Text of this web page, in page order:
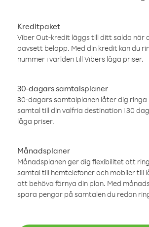
Kreditpaket
Viber Out-kredit läggs till ditt saldo när
oavsett belopp. Med din kredit kan du
nummer i världen till Vibers låga priser.
30-dagars samtalsplaner
30-dagars samtalplanen låter dig
samtal till din valfria destination i 30
låga priser.
Månadsplaner
Månadsplanen ger dig flexibilitet att
samtal till hemtelefoner och mobiler till
att behöva förnya din plan. Med
spara pengar på samtalen du redan